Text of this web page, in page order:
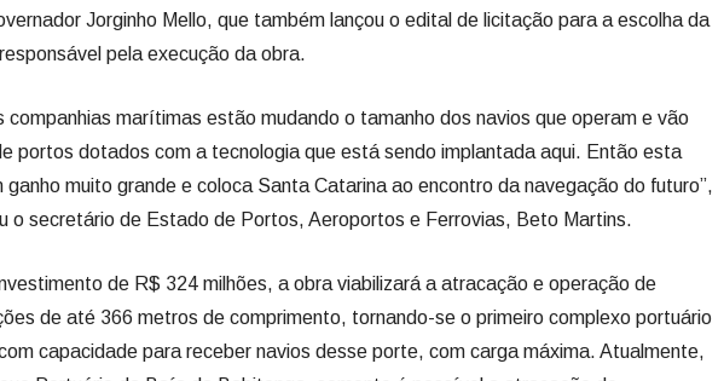
Jorginho Mello, que também lançou o edital de licitação para a escolha da
pela execução da obra.
companhias marítimas estão mudando o tamanho dos navios que operam e vão
portos dotados com a tecnologia que está sendo implantada aqui. Então esta
ganho muito grande e coloca Santa Catarina ao encontro da navegação do futuro”,
o secretário de Estado de Portos, Aeroportos e Ferrovias, Beto Martins.
de R$ 324 milhões, a obra viabilizará a atracação e operação de
de até 366 metros de comprimento, tornando-se o primeiro complexo portuário
capacidade para receber navios desse porte, com carga máxima. Atualmente,